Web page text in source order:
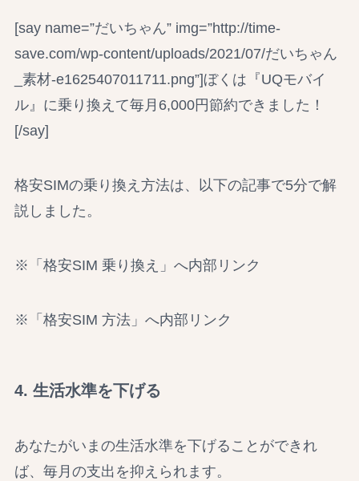
[say name=”だいちゃん” img=”http://time-
save.com/wp-content/uploads/2021/07/だいちゃん
_素材-e1625407011711.png”]ぼくは『UQモバイ
ル』に乗り換えて毎月6,000円節約できました！
[/say]
格安SIMの乗り換え方法は、以下の記事で5分で解
説しました。
※「格安SIM 乗り換え」へ内部リンク
※「格安SIM 方法」へ内部リンク
4. 生活水準を下げる
あなたがいまの生活水準を下げることができれ
ば、毎月の支出を抑えられます。